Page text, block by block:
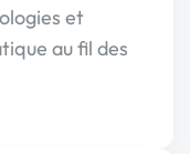
et
au fil des